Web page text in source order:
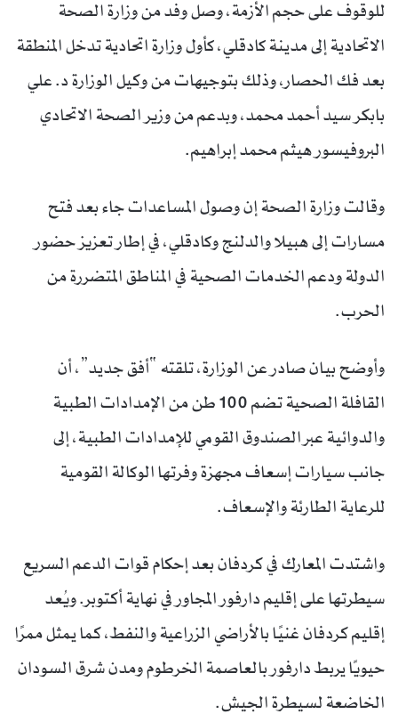
للوقوف على حجم الأزمة، وصل وفد من وزارة الصحة
الاتحادية إلى مدينة كادقلي، كأول وزارة اتحادية تدخل المنطقة
بعد فك الحصار، وذلك بتوجيهات من وكيل الوزارة د. علي
بابكر سيد أحمد محمد، وبدعم من وزير الصحة الاتحادي
البروفيسور هيثم محمد إبراهيم.
وقالت وزارة الصحة إن وصول المساعدات جاء بعد فتح
مسارات إلى هبيلا والدلنج وكادقلي، في إطار تعزيز حضور
الدولة ودعم الخدمات الصحية في المناطق المتضررة من
الحرب.
وأوضح بيان صادر عن الوزارة، تلقته “أفق جديد”، أن
القافلة الصحية تضم 100 طن من الإمدادات الطبية
والدوائية عبر الصندوق القومي للإمدادات الطبية، إلى
جانب سيارات إسعاف مجهزة وفرتها الوكالة القومية
للرعاية الطارئة والإسعاف.
واشتدت المعارك في كردفان بعد إحكام قوات الدعم السريع
سيطرتها على إقليم دارفور المجاور في نهاية أكتوبر. ويُعد
إقليم كردفان غنيًا بالأراضي الزراعية والنفط، كما يمثل ممرًا
حيويًا يربط دارفور بالعاصمة الخرطوم ومدن شرق السودان
الخاضعة لسيطرة الجيش.